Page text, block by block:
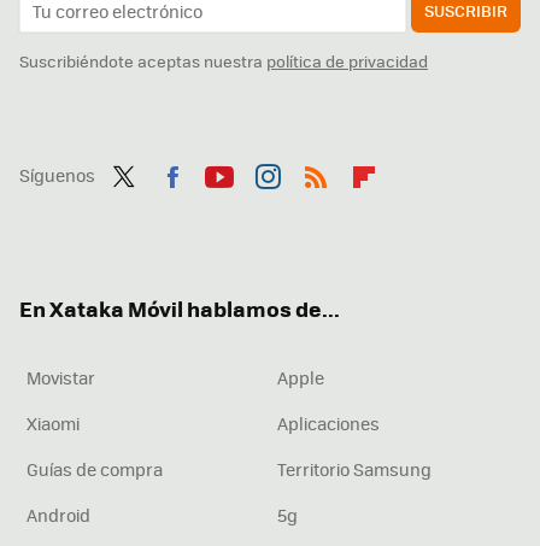
SUSCRIBIR
Suscribiéndote aceptas nuestra política de privacidad
Síguenos
En Xataka Móvil hablamos de...
Movistar
Apple
Xiaomi
Aplicaciones
Guías de compra
Territorio Samsung
Android
5g